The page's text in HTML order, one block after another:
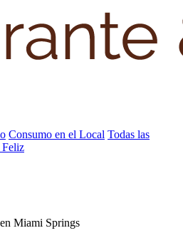
Consumo en el Local Todas las
Miami Springs